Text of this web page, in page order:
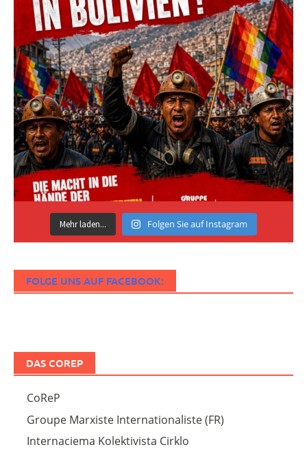
Mehr laden... Folgen Sie auf Instagram
FOLGE UNS AUF FACEBOOK:
DAS COREP
CoReP
Groupe Marxiste Internationaliste (FR)
Internaciema Kolektivista Cirklo